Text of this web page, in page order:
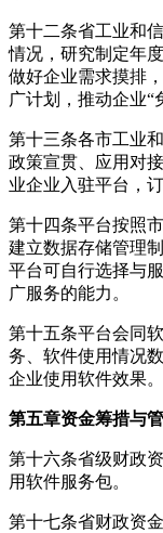
第十二条省工业和
情况，研究制定年
做好企业需求摸排
广计划，推动企业“
第十三条各市工业
政策宣贯、应用对
业企业入驻平台，
第十四条平台按照
建立数据存储管理
平台可自行选择与
广服务的能力。
第十五条平台会同
务、软件使用情况
企业使用软件效果。
第五章资金筹措与
第十六条省级财政
用软件服务包。
第十七条省财政资